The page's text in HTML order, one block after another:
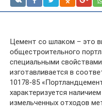
Цемент со шлаком – это
общестроительного
специальными
изготавливается в
10178-85
характеризуется
измельченных отходов